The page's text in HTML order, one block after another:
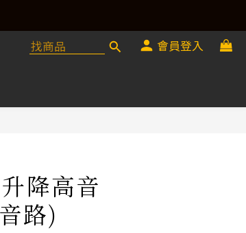
會員登入
降高音
路)